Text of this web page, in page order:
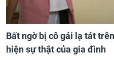
Bất ngờ bị cô gái lạ tát
hiện sự thật của gia đình